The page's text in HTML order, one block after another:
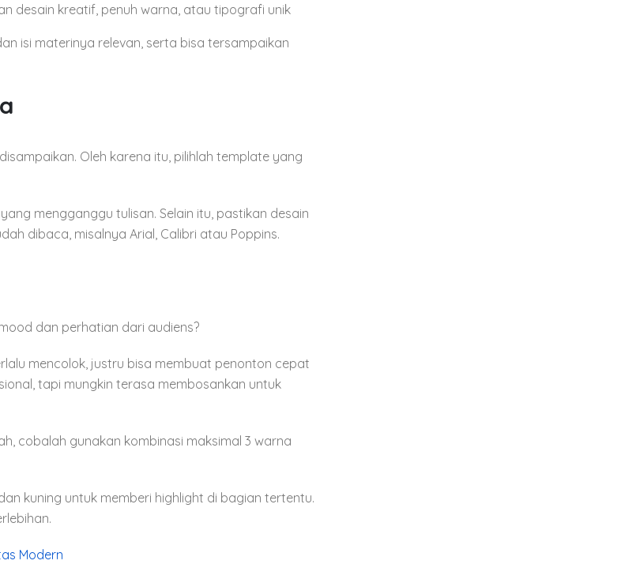
desain kreatif, penuh warna, atau tipografi unik
isi materinya relevan, serta bisa tersampaikan
Oleh karena itu, pilihlah template yang
mengganggu tulisan. Selain itu, pastikan desain
dibaca, misalnya Arial, Calibri atau Poppins.
dan perhatian dari audiens?
mencolok, justru bisa membuat penonton cepat
tapi mungkin terasa membosankan untuk
cobalah gunakan kombinasi maksimal 3 warna
kuning untuk memberi highlight di bagian tertentu.
Modern